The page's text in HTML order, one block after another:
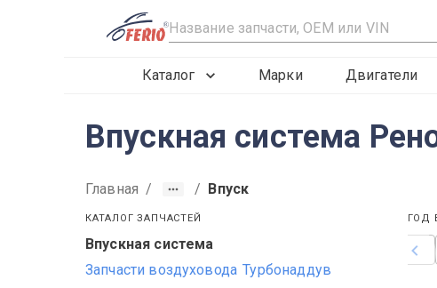
R
Каталог Марки Двигатели
Впускная система
Главная / / Впуск
КАТАЛОГ ЗАПЧАСТЕЙ
Впускная система
Запчасти воздуховода Турбонаддув
ГОД
2013